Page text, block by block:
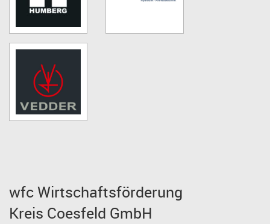
wfc Wirtschaftsförderung
Kreis Coesfeld GmbH